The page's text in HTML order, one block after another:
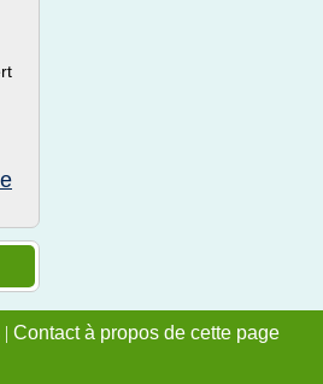
| Contact à propos de cette page